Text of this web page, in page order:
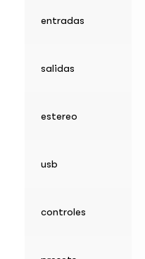
entradas
salidas
estereo
usb
controles